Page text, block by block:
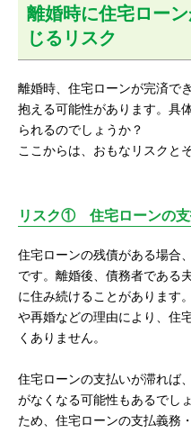
離婚時に住宅ロー
じるリスク
離婚時、住宅ローンが完済で
抱える可能性があります。具
られるのでしょうか？
ここからは、おもなリスクと
リスク① 住宅ローンの支
住宅ローンの残債がある場合
です。離婚後、債務者である
に住み続けることがあります
や再婚などの理由により、住
くありません。
住宅ローンの支払いが滞れば
がなくなる可能性もあるでし
ため、住宅ローンの支払義務